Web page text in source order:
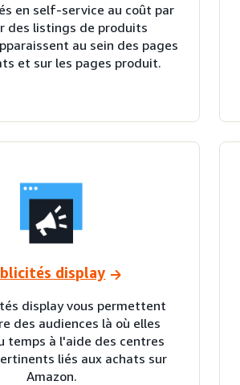
en self-service au coût par
des listings de produits
au sein des pages
et sur les pages produit.
display
display vous permettent
des audiences là où elles
temps à l'aide des centres
liés aux achats sur
Amazon.